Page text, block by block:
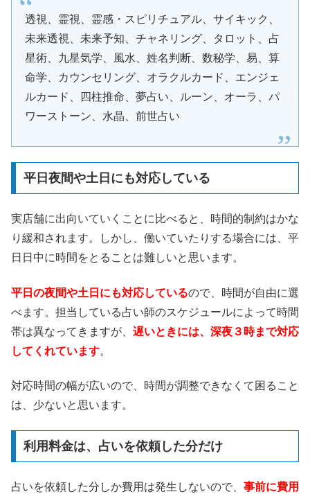
透視、霊視、霊感・スピリチュアル、サイキック、
未来透視、未来予知、チャネリング、タロット、占
星術、九星気学、風水、姓名判断、数秘学、易、算
命学、カウンセリング、オラクルカード、エンジェ
ルカード、四柱推命、夢占い、ルーン、オーラ、パ
ワーストーン、水晶、前世占い
平日夜間や土日にも対応している
実店舗に出向いていくことに比べると、時間的制約はかな
り緩和されます。しかし、働いていたりする場合には、平
日日中に時間をとることは難しいと思います。
平日の夜間や土日にも対応しているので、時間が自由に選
べます。担当している占い師のスケジュールによって時間
帯は異なってきますが、 遅いときには、深夜３時まで対応
してくれています。
対応時間の幅が広いので、時間が調整できなくて困ること
は、少ないと思います。
利用料金は、占いを依頼した分だけ
占いを依頼した分しか費用は発生しないので、 事前に費用